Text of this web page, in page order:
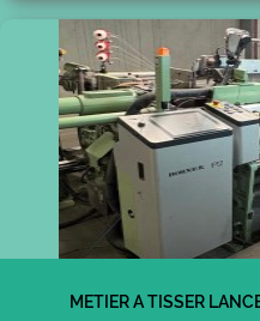
METIER A TISSER